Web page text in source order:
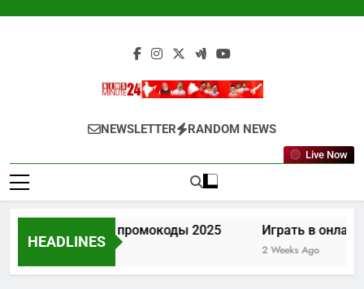
Newsminute24
Get All Updated Telugu News
NEWSLETTER RANDOM NEWS
Live Now
HEADLINES
Лев казино промокоды 2025
1 Week Ago
Играть в
2 Weeks Ago